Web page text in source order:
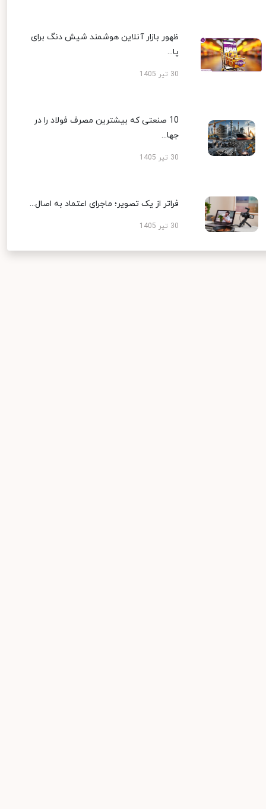
ظهور بازار آنلاین هوشمند شیش دنگ برای
پا...
30 تیر 1405
10 صنعتی که بیشترین مصرف فولاد را در
جها...
30 تیر 1405
فراتر از یک تصویر؛ ماجرای اعتماد به اصال...
30 تیر 1405